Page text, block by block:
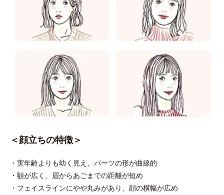
＜顔立ちの特徴＞
・実年齢よりも幼く見え、パーツの形が曲線的
・額が広く、眉からあごまでの距離が短め
・フェイスラインにやや丸みがあり、顔の横幅が広め